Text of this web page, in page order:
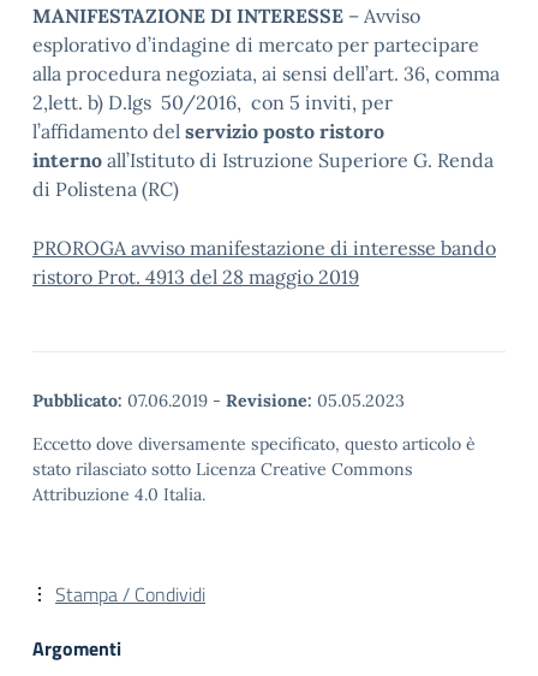
MANIFESTAZIONE DI INTERESSE – Avviso
esplorativo d’indagine di mercato per partecipare
alla procedura negoziata, ai sensi dell’art. 36, comma
2,lett. b) D.lgs 50/2016, con 5 inviti, per
l’affidamento del servizio posto ristoro
interno all’Istituto di Istruzione Superiore G. Renda
di Polistena (RC)
PROROGA avviso manifestazione di interesse bando
ristoro Prot. 4913 del 28 maggio 2019
Pubblicato: 07.06.2019 - Revisione: 05.05.2023
Eccetto dove diversamente specificato, questo articolo è
stato rilasciato sotto Licenza Creative Commons
Attribuzione 4.0 Italia.
Stampa / Condividi
Argomenti